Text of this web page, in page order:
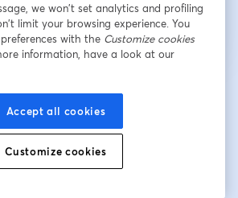
ký từ trước?Tham gia tại đây
xác nhận và đồng ý vớiĐiều khoản dịch vụ
trong tab mới
chúng tôi
Thông tin của bạn sẽ được chia sẻ với
người chủ trì.
we won’t set analytics and profiling
limit your browsing experience. You
with the Customize cookies
information, have a look at our
Accept all cookies
Customize cookies